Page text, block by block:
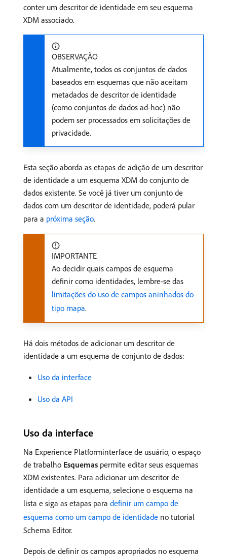
conter um descritor de identidade em seu esquema
XDM associado.
OBSERVAÇÃO
Atualmente, todos os conjuntos de dados
baseados em esquemas que não aceitam
metadados de descritor de identidade
(como conjuntos de dados ad-hoc) não
podem ser processados em solicitações de
privacidade.
Esta seção aborda as etapas de adição de um descritor
de identidade a um esquema XDM do conjunto de
dados existente. Se você já tiver um conjunto de
dados com um descritor de identidade, poderá pular
para a próxima seção.
IMPORTANTE
Ao decidir quais campos de esquema
definir como identidades, lembre-se das
limitações do uso de campos aninhados do
tipo mapa.
Há dois métodos de adicionar um descritor de
identidade a um esquema de conjunto de dados:
Uso da interface
Uso da API
Uso da interface
Na Experience Platforminterface de usuário, o espaço
de trabalho Esquemas permite editar seus esquemas
XDM existentes. Para adicionar um descritor de
identidade a um esquema, selecione o esquema na
lista e siga as etapas para definir um campo de
esquema como um campo de identidade no tutorial
Schema Editor.
Depois de definir os campos apropriados no esquema